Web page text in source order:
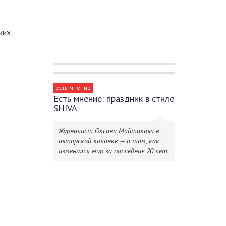
есть мнение
Есть мнение: праздник в стиле
SHIVA
Журналист Оксана Майтакова в
авторской колонке — о том, как
изменился мир за последние 20 лет.